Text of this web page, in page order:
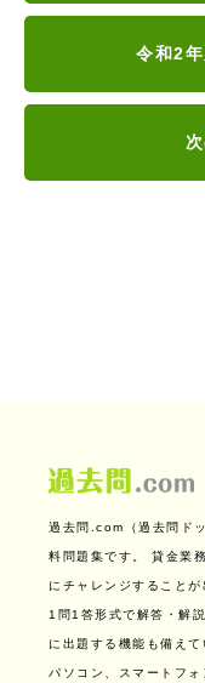
令和2
過去問.com（過去問ド
料問題集です。 貸金業
にチャレンジすることが
1問1答形式で解答・解
に出題する機能も備えて
パソコン、スマートフォ